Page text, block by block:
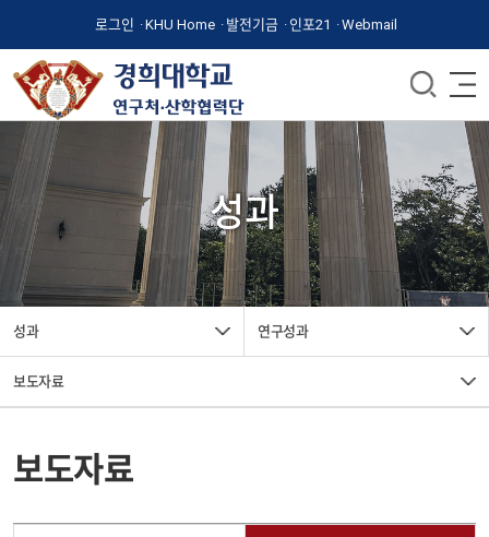
로그인 KHU Home 발전기금 인포21 Webmail
성과
성과 연구성과
보도자료
보도자료